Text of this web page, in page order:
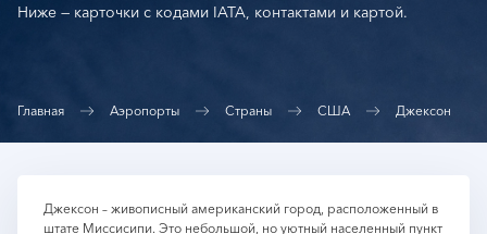
Ниже — карточки с кодами IATA, контактами и картой.
Главная Аэропорты Страны США Джексон
Джексон – живописный американский город, расположенный в
штате Миссисипи. Это небольшой, но уютный населенный пункт